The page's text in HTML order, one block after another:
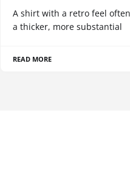
A shirt with a retro feel
a thicker, more substantial
READ MORE